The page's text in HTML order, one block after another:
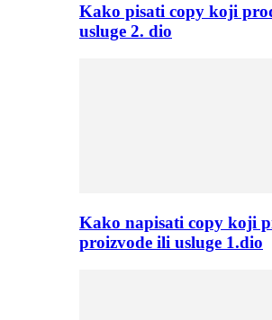
Kako pisati copy koji
usluge 2. dio
Kako napisati copy koji
proizvode ili usluge 1.dio